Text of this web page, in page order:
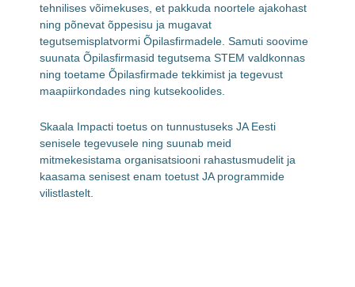
tehnilises võimekuses, et pakkuda noortele ajakohast
ning põnevat õppesisu ja mugavat
tegutsemisplatvormi Õpilasfirmadele. Samuti soovime
suunata Õpilasfirmasid tegutsema STEM valdkonnas
ning toetame Õpilasfirmade tekkimist ja tegevust
maapiirkondades ning kutsekoolides.
Skaala Impacti toetus on tunnustuseks JA Eesti
senisele tegevusele ning suunab meid
mitmekesistama organisatsiooni rahastusmudelit ja
kaasama senisest enam toetust JA programmide
vilistlastelt.